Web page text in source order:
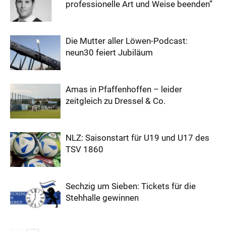
professionelle Art und Weise beenden”
Die Mutter aller Löwen-Podcast:
neun30 feiert Jubiläum
Amas in Pfaffenhoffen – leider
zeitgleich zu Dressel & Co.
NLZ: Saisonstart für U19 und U17 des
TSV 1860
Sechzig um Sieben: Tickets für die
Stehhalle gewinnen